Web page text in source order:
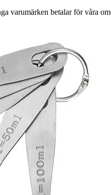
varumärken betalar för våra